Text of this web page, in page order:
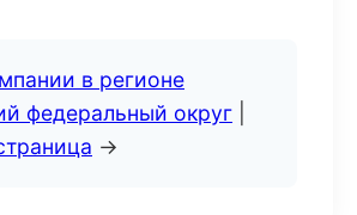
в регионе
федеральный округ
→